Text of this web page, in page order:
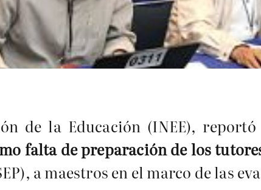
de la Educación (INEE), reportó
falta de preparación de los
a maestros en el marco de las